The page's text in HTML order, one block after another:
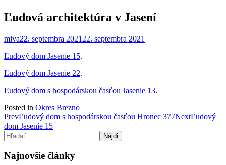
Ľudová architektúra v Jasení
miva22. septembra 2021 22. septembra 2021
Ľudový dom Jasenie 15.
Ľudový dom Jasenie 22.
Ľudový dom s hospodárskou časťou Jasenie 13.
Posted in Okres Brezno
Post
navigation
PrevĽudový dom s hospodárskou časťou Hronec 377NextĽudový
dom Jasenie 15
Hľadať:
Najnovšie články